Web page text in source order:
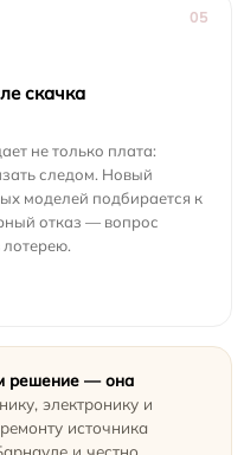
05
скачка
не только плата:
следом. Новый
моделей подбирается к
отказ — вопрос
решение — она
электронику и
источника